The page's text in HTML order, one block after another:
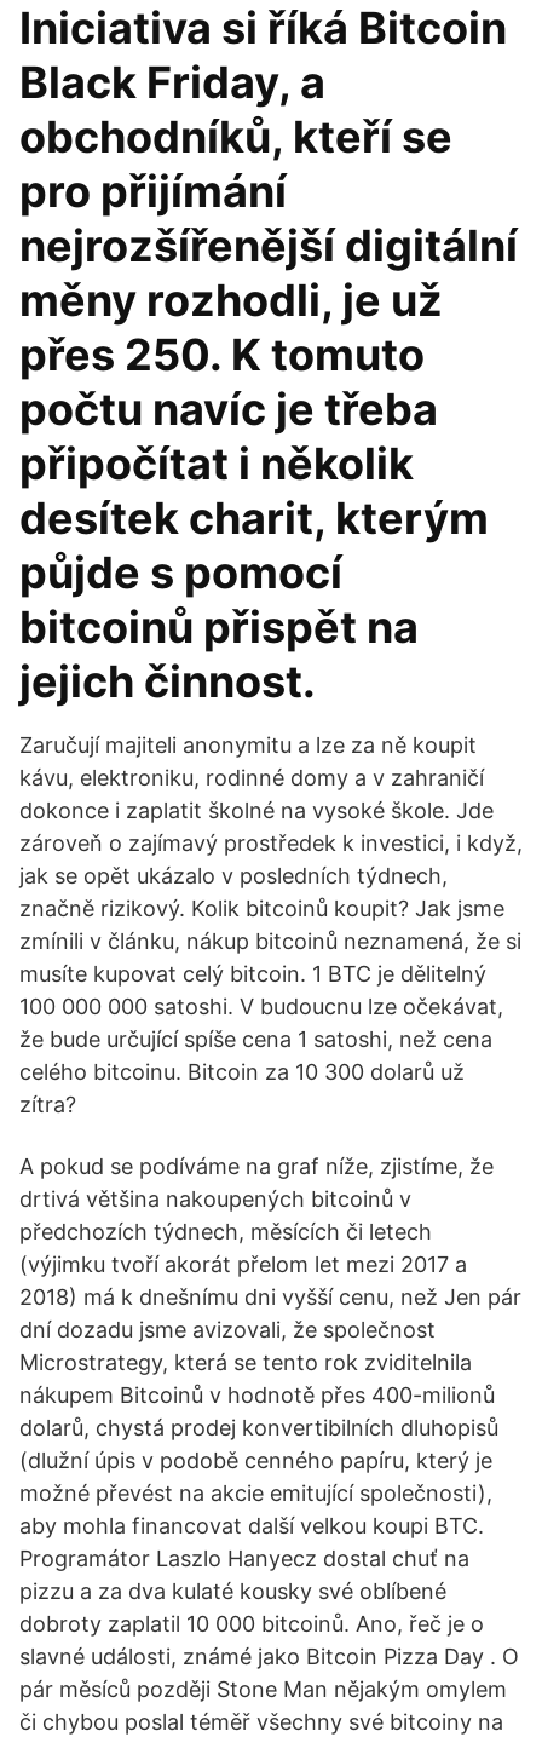
Iniciativa si říká Bitcoin
Black Friday, a
obchodníků, kteří se
pro přijímání
nejrozšířenější digitální
měny rozhodli, je už
přes 250. K tomuto
počtu navíc je třeba
připočítat i několik
desítek charit, kterým
půjde s pomocí
bitcoinů přispět na
jejich činnost.
Zaručují majiteli anonymitu a lze za ně koupit
kávu, elektroniku, rodinné domy a v zahraničí
dokonce i zaplatit školné na vysoké škole. Jde
zároveň o zajímavý prostředek k investici, i když,
jak se opět ukázalo v posledních týdnech,
značně rizikový. Kolik bitcoinů koupit? Jak jsme
zmínili v článku, nákup bitcoinů neznamená, že si
musíte kupovat celý bitcoin. 1 BTC je dělitelný
100 000 000 satoshi. V budoucnu lze očekávat,
že bude určující spíše cena 1 satoshi, než cena
celého bitcoinu. Bitcoin za 10 300 dolarů už
zítra?
A pokud se podíváme na graf níže, zjistíme, že
drtivá většina nakoupených bitcoinů v
předchozích týdnech, měsících či letech
(výjimku tvoří akorát přelom let mezi 2017 a
2018) má k dnešnímu dni vyšší cenu, než Jen pár
dní dozadu jsme avizovali, že společnost
Microstrategy, která se tento rok zviditelnila
nákupem Bitcoinů v hodnotě přes 400-milionů
dolarů, chystá prodej konvertibilních dluhopisů
(dlužní úpis v podobě cenného papíru, který je
možné převést na akcie emitující společnosti),
aby mohla financovat další velkou koupi BTC.
Programátor Laszlo Hanyecz dostal chuť na
pizzu a za dva kulaté kousky své oblíbené
dobroty zaplatil 10 000 bitcoinů. Ano, řeč je o
slavné události, známé jako Bitcoin Pizza Day . O
pár měsíců později Stone Man nějakým omylem
či chybou poslal téměř všechny své bitcoiny na